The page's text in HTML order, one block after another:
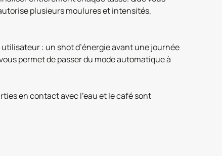
plusieurs moulures et intensités,
: un shot d’énergie avant une journée
permet de passer du mode automatique à
en contact avec l’eau et le café sont